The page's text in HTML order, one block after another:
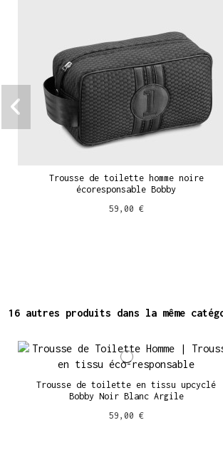
Trousse de toilette homme noire
écoresponsable Bobby
59,00 €
16 autres produits dans la même
Trousse de toilette en tissu upcyclé
Bobby Noir Blanc Argile
59,00 €